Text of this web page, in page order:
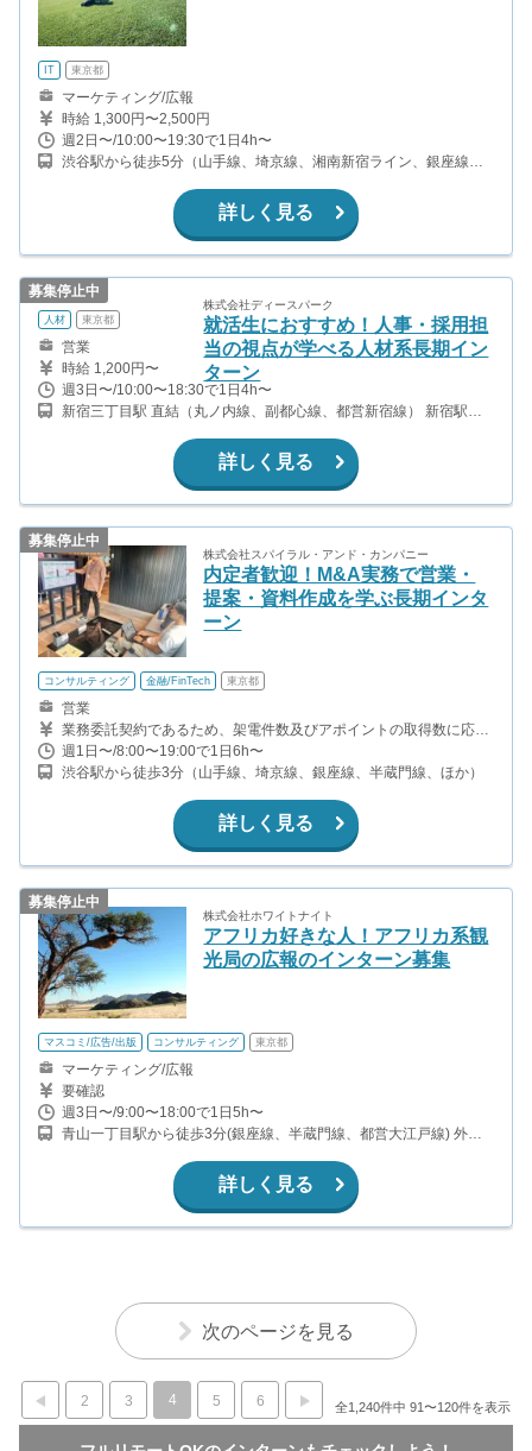
IT 東京都
マーケティング/広報
時給 1,300円〜2,500円
週2日〜/10:00〜19:30で1日4h〜
渋谷駅から徒歩5分（山手線、埼京線、湘南新宿ライン、銀座線、
詳しく見る
募集停止中
株式会社ディースパーク
就活生におすすめ！人事・採用担
当の視点が学べる人材系長期イン
ターン
人材 東京都
営業
時給 1,200円〜
週3日〜/10:00〜18:30で1日4h〜
新宿三丁目駅 直結（丸ノ内線、副都心線、都営新宿線） 新宿駅か
駅から徒歩7分（丸ノ内線） 新宿西口駅から徒歩10分（都営大江戸
詳しく見る
募集停止中
株式会社スパイラル・アンド・カンパニー
内定者歓迎！M&A実務で営業・
提案・資料作成を学ぶ長期インタ
ーン
コンサルティング 金融/FinTech 東京都
営業
業務委託契約であるため、架電件数及びアポイントの取得数に応じ
てお支払いします。 ・売りアポ1つ取ると15,000〜30,000円 (前月
の実績等により変動) ・1架電につき17〜23円 (同上) ・さらに1日の
架電件数が規定の件数を超えると、追加報酬をお支払いします。 過
去1年の実績では、時給換算でインセンティブ抜きで時給1,700円以
上の支払い実績があり、インセンティブ込みの時給換算では最大
3,000円を超える実績を持つインターン生も出てきております。
週1日〜/8:00〜19:00で1日6h〜
渋谷駅から徒歩3分（山手線、埼京線、銀座線、半蔵門線、ほか）
詳しく見る
募集停止中
株式会社ホワイトナイト
アフリカ好きな人！アフリカ系観
光局の広報のインターン募集
マスコミ/広告/出版 コンサルティング 東京都
マーケティング/広報
要確認
週3日〜/9:00〜18:00で1日5h〜
青山一丁目駅から徒歩3分(銀座線、半蔵門線、都営大江戸線) 外苑
から徒歩15分(中央・総武線)
詳しく見る
次のページを見る
2 3 4 5 6 全1,240件中 91〜120件を表示